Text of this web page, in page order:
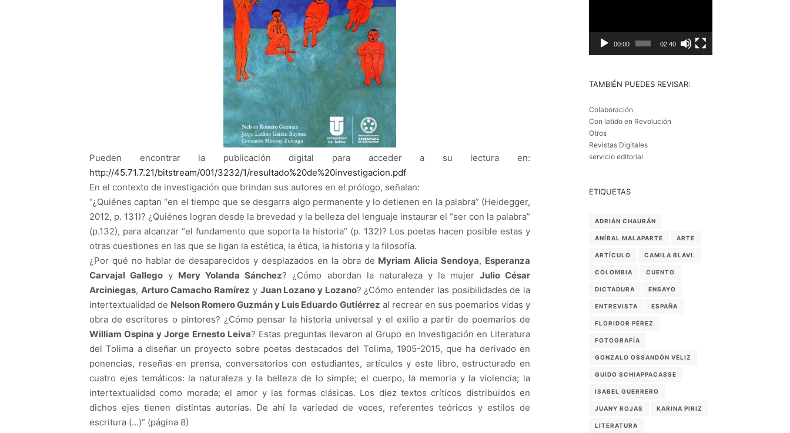
Pueden encontrar la publicación digital para acceder a su lectura en:
http://45.71.7.21/bitstream/001/3232/1/resultado%20de%20investigacion.pdf
En el contexto de investigación que brindan sus autores en el prólogo, señalan:
“¿Quiénes captan “en el tiempo que se desgarra algo permanente y lo detienen en la palabra” (Heidegger,
2012, p. 131)? ¿Quiénes logran desde la brevedad y la belleza del lenguaje instaurar el “ser con la palabra”
(p.132), para alcanzar “el fundamento que soporta la historia” (p. 132)? Los poetas hacen posible estas y
otras cuestiones en las que se ligan la estética, la ética, la historia y la filosofía.
¿Por qué no hablar de desaparecidos y desplazados en la obra de Myriam Alicia Sendoya, Esperanza
Carvajal Gallego y Mery Yolanda Sánchez? ¿Cómo abordan la naturaleza y la mujer Julio César
Arciniegas, Arturo Camacho Ramírez y Juan Lozano y Lozano? ¿Cómo entender las posibilidades de la
intertextualidad de Nelson Romero Guzmán y Luis Eduardo Gutiérrez al recrear en sus poemarios vidas y
obra de escritores o pintores? ¿Cómo pensar la historia universal y el exilio a partir de poemarios de
William Ospina y Jorge Ernesto Leiva? Estas preguntas llevaron al Grupo en Investigación en Literatura
del Tolima a diseñar un proyecto sobre poetas destacados del Tolima, 1905-2015, que ha derivado en
ponencias, reseñas en prensa, conversatorios con estudiantes, artículos y este libro, estructurado en
cuatro ejes temáticos: la naturaleza y la belleza de lo simple; el cuerpo, la memoria y la violencia; la
intertextualidad como morada; el amor y las formas clásicas. Los diez textos críticos distribuidos en
dichos ejes tienen distintas autorías. De ahí la variedad de voces, referentes teóricos y estilos de
escritura (…)” (página 8)
00:00 02:40
TAMBIÉN PUEDES REVISAR:
Colaboración
Con latido en Revolución
Otros
Revistas Digitales
servicio editorial
ETIQUETAS
ADRIÁN CHAURÁN
ANÍBAL MALAPARTE ARTE
ARTÍCULO CAMILA BLAVI.
COLOMBIA CUENTO
DICTADURA ENSAYO
ENTREVISTA ESPAÑA
FLORIDOR PÉREZ
FOTOGRAFÍA
GONZALO OSSANDÓN VÉLIZ
GUIDO SCHIAPPACASSE
ISABEL GUERRERO
JUANY ROJAS KARINA PIRIZ
LITERATURA